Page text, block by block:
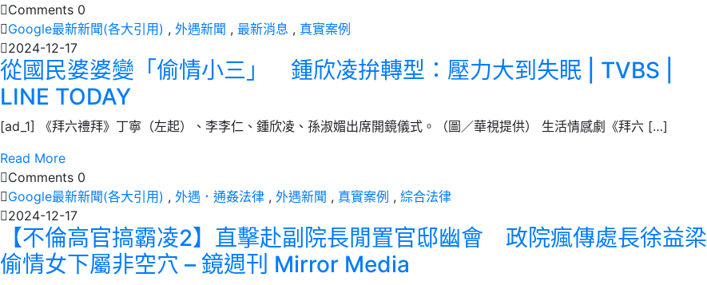
Comments 0
Google最新新聞(各大引用) , 外遇新聞 , 最新消息 , 真實案例
2024-12-17
從國民婆婆變「偷情小三」 鍾欣凌拚轉型：壓力大到失眠 | TVBS |
LINE TODAY
[ad_1] 《拜六禮拜》丁寧（左起）、李李仁、鍾欣凌、孫淑媚出席開鏡儀式。（圖／華視提供） 生活情感劇《拜六 […]
Read More
Comments 0
Google最新新聞(各大引用) , 外遇．通姦法律 , 外遇新聞 , 真實案例 , 綜合法律
2024-12-17
【不倫高官搞霸凌2】直擊赴副院長閒置官邸幽會 政院瘋傳處長徐益梁
偷情女下屬非空穴 – 鏡週刊 Mirror Media